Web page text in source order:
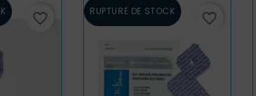
favorite_border RUPTURE DE STOCK favorite_border